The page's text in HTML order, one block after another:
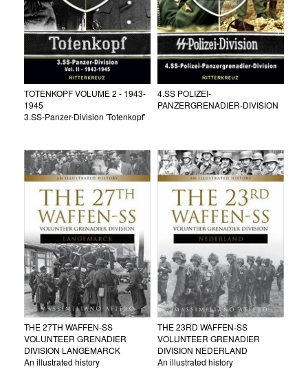
TOTENKOPF VOLUME 2 - 1943-
1945
3.SS-Panzer-Division 'Totenkopf'
4.SS POLIZEI-
PANZERGRENADIER-DIVISION
THE 27TH WAFFEN-SS
VOLUNTEER GRENADIER
DIVISION LANGEMARCK
An illustrated history
THE 23RD WAFFEN-SS
VOLUNTEER GRENADIER
DIVISION NEDERLAND
An illustrated history